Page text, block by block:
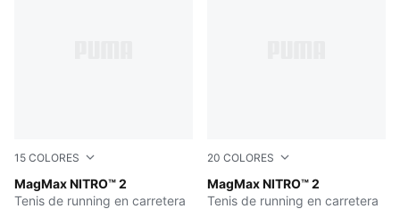
15 COLORES
MagMax NITRO™ 2
Alpine Snow-Buttercream
Tenis de running en carretera
20 COLORES
MagMax NITRO™ 2
Créme De Mint-Moody Gray
Tenis de running en carretera